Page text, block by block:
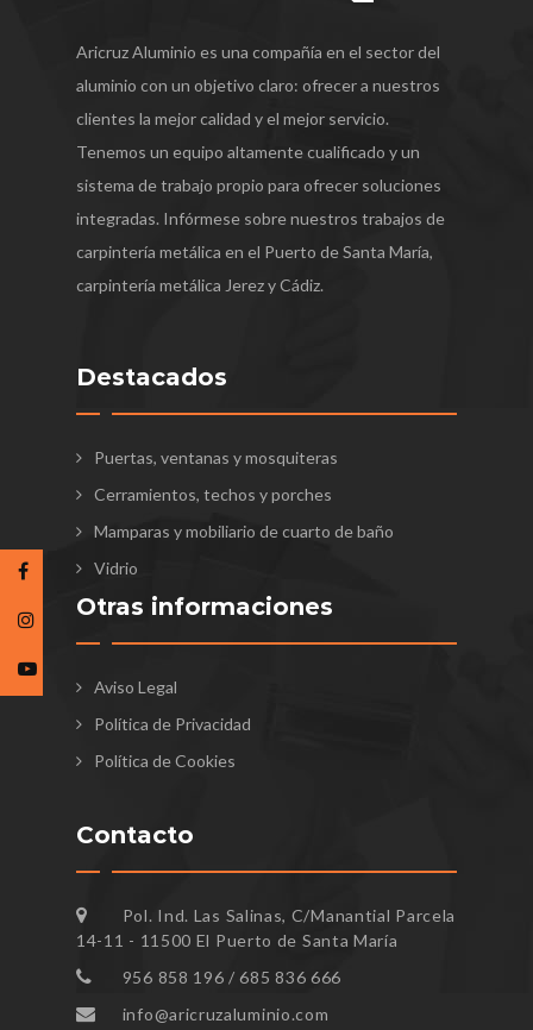
Aricruz Aluminio es una compañía en el sector del
aluminio con un objetivo claro: ofrecer a nuestros
clientes la mejor calidad y el mejor servicio.
Tenemos un equipo altamente cualificado y un
sistema de trabajo propio para ofrecer soluciones
integradas. Infórmese sobre nuestros trabajos de
carpintería metálica en el Puerto de Santa María,
carpintería metálica Jerez y Cádiz.
Destacados
Puertas, ventanas y mosquiteras
Cerramientos, techos y porches
Mamparas y mobiliario de cuarto de baño
Vidrio
Otras informaciones
Aviso Legal
Política de Privacidad
Política de Cookies
Contacto
Pol. Ind. Las Salinas, C/Manantial Parcela
14-11 - 11500 El Puerto de Santa María
956 858 196 / 685 836 666
info@aricruzaluminio.com